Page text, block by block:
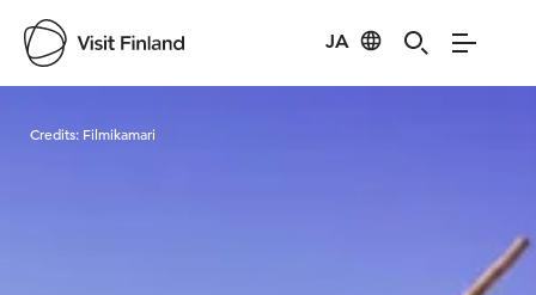
JA
Credits: Filmikamari